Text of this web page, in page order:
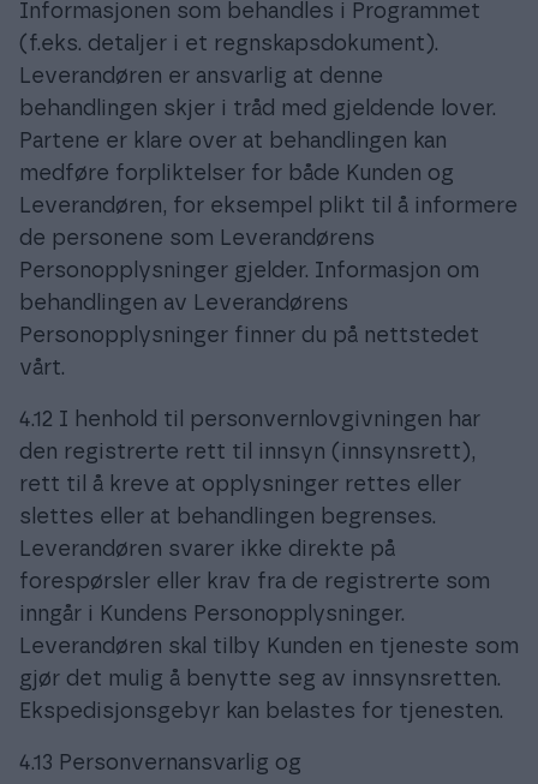
Informasjonen som behandles i Programmet
(f.eks. detaljer i et regnskapsdokument).
Leverandøren er ansvarlig at denne
behandlingen skjer i tråd med gjeldende lover.
Partene er klare over at behandlingen kan
medføre forpliktelser for både Kunden og
Leverandøren, for eksempel plikt til å informere
de personene som Leverandørens
Personopplysninger gjelder. Informasjon om
behandlingen av Leverandørens
Personopplysninger finner du på nettstedet
vårt.
4.12 I henhold til personvernlovgivningen har
den registrerte rett til innsyn (innsynsrett),
rett til å kreve at opplysninger rettes eller
slettes eller at behandlingen begrenses.
Leverandøren svarer ikke direkte på
forespørsler eller krav fra de registrerte som
inngår i Kundens Personopplysninger.
Leverandøren skal tilby Kunden en tjeneste som
gjør det mulig å benytte seg av innsynsretten.
Ekspedisjonsgebyr kan belastes for tjenesten.
4.13 Personvernansvarlig og